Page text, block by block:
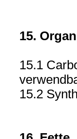
15.
15.1
15.2